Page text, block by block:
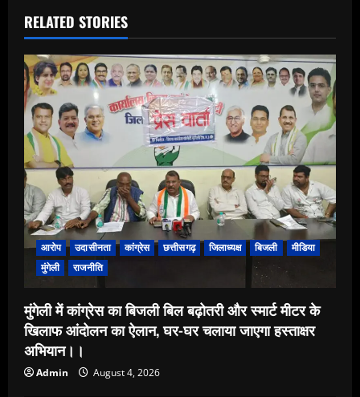
RELATED STORIES
आरोप उदासीनता कांग्रेस छत्तीसगढ़ जिलाध्यक्ष बिजली
मीडिया
मुंगेली
राजनीति
मुंगेली में कांग्रेस का बिजली बिल बढ़ोतरी और स्मार्ट मीटर के
खिलाफ आंदोलन का ऐलान, घर-घर चलाया जाएगा हस्ताक्षर
अभियान।।
Admin August 4, 2026